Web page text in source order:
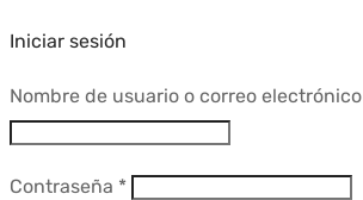
Iniciar sesión
Nombre de usuario o correo electrónico
Contraseña *Requerido